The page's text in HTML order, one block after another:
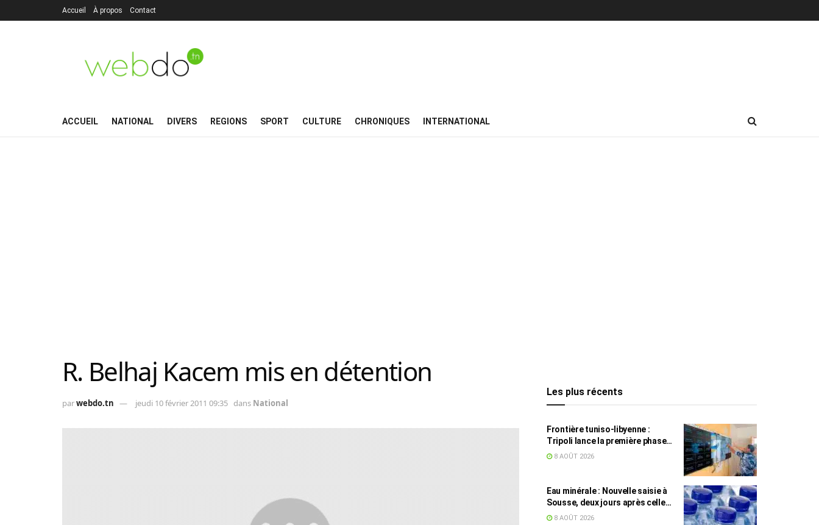
Accueil À propos Contact
ACCUEIL NATIONAL DIVERS REGIONS SPORT CULTURE CHRONIQUES INTERNATIONAL
R. Belhaj Kacem mis en détention
parwebdo.tn jeudi 10 février 2011 09:35 dans National
Les plus récents
Frontière tuniso-libyenne :
Tripoli lance la première phase
d’un système de surveillance sur
8 AOÛT 2026
Eau minérale : Nouvelle saisie à
Sousse, deux jours après celle
des grossistes
8 AOÛT 2026